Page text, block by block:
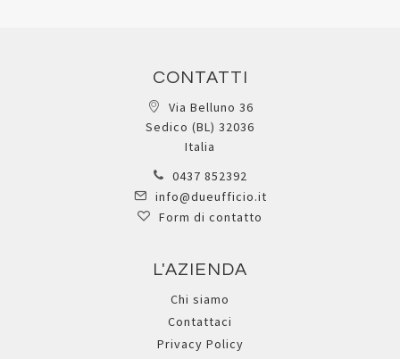
CONTATTI
Via Belluno 36
Sedico (BL) 32036
Italia
0437 852392
info@dueufficio.it
Form di contatto
L'AZIENDA
Chi siamo
Contattaci
Privacy Policy